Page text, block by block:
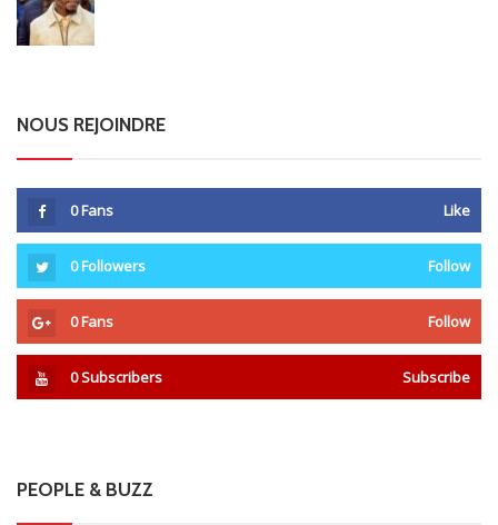
NOUS REJOINDRE
0Fans Like
0Followers Follow
0Fans Follow
0Subscribers Subscribe
PEOPLE & BUZZ